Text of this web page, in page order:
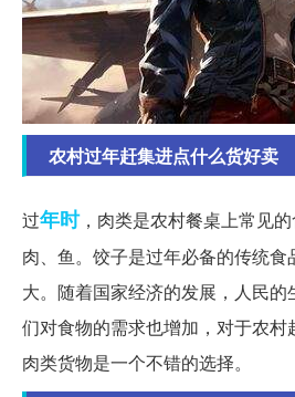
农村过年赶集进点什么货好卖
过年时，肉类是农村餐桌上常见
肉、鱼。饺子是过年必备的传统
大。随着国家经济的发展，人民的
们对食物的需求也增加，对于农
肉类货物是一个不错的选择。